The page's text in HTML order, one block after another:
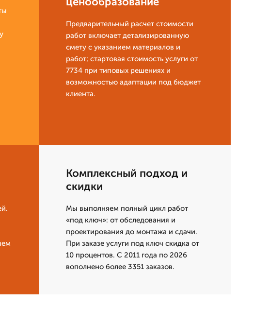
Предварительный расчет стоимости
работ включает детализированную
смету с указанием материалов и
работ; стартовая стоимость услуги от
7734 при типовых решениях и
возможностью адаптации под бюджет
клиента.
Комплексный подход и
скидки
Мы выполняем полный цикл работ
«под ключ»: от обследования и
проектирования до монтажа и сдачи.
При заказе услуги под ключ скидка от
10 процентов. С 2011 года по 2026
вополнено более 3351 заказов.